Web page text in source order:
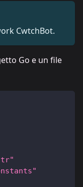
CwtchBot.
Go e un file